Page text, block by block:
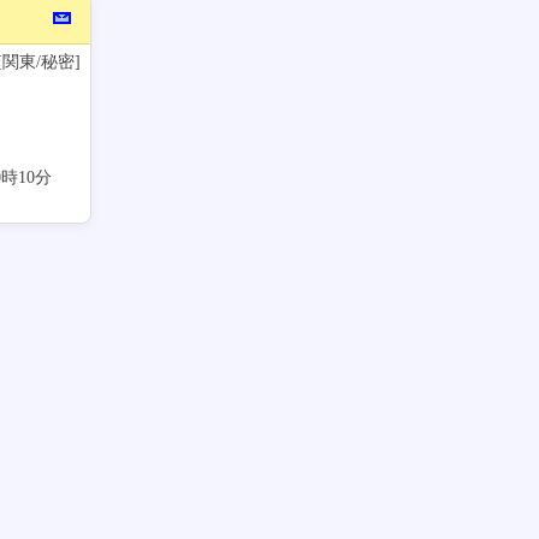
東/秘密]
10分